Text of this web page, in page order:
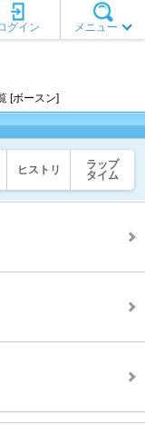
メニュー
グイン
[ボースン]
ヒストリ
ラップ
タイム